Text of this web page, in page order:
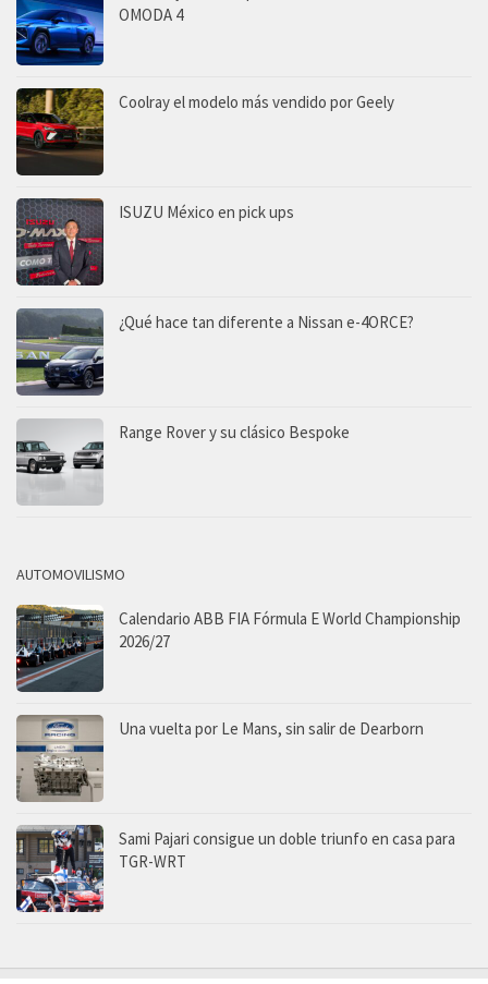
OMODA 4
Coolray el modelo más vendido por Geely
ISUZU México en pick ups
¿Qué hace tan diferente a Nissan e-4ORCE?
Range Rover y su clásico Bespoke
AUTOMOVILISMO
Calendario ABB FIA Fórmula E World Championship
2026/27
Una vuelta por Le Mans, sin salir de Dearborn
Sami Pajari consigue un doble triunfo en casa para
TGR-WRT